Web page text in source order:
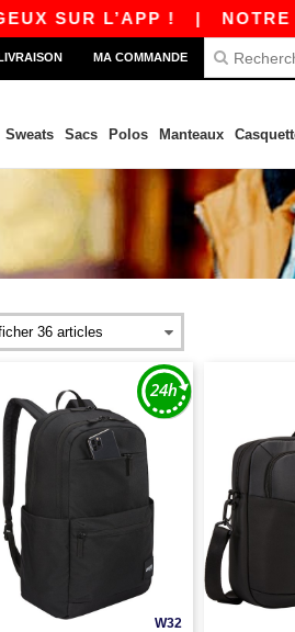
L’APP !|NOTRE APP
MA COMMANDE
Sweats Sacs Polos Manteaux
W32